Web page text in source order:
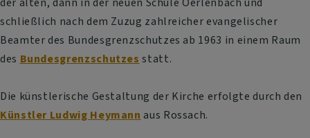
schließlich nach dem Zuzug zahlreicher evangelischer
Beamter des Bundesgrenzschutzes ab 1963 in einem Raum
des Bundesgrenzschutzes statt.
Die künstlerische Gestaltung der Kirche erfolgte durch den
Künstler Ludwig Heymann aus Rossach.